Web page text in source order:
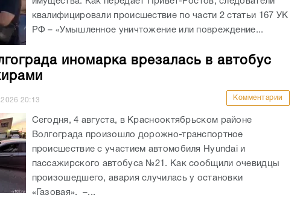
квалифицировали происшествие по части 2 статьи 167 УК
РФ – «Умышленное уничтожение или повреждение...
иномарка врезалась в автобус
20:13 Комментарии
Сегодня, 4 августа, в Краснооктябрьском районе
Волгограда произошло дорожно-транспортное
происшествие с участием автомобиля Hyundai и
пассажирского автобуса №21. Как сообщили очевидцы
произошедшего, авария случилась у остановки
«Газовая». –...